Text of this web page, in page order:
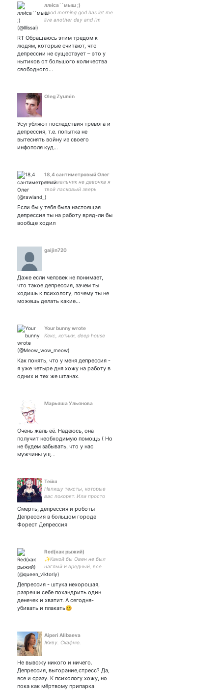
лли́са``мыш ;)
good morning god has let me
live another day and i'm
RT Обращаюсь этим тредом к
людям, которые считают, что
депрессии не существует – это у
нытиков от большого количества
свободного…
Oleg Zyumin
Усугубляют последствия тревога и
депрессия, т.е. попытка не
вытеснять войну из своего
инфополя куд…
18,4 сантиметровый Олег
я не мальчик не девочка я
твой ласковый зверь
Если бы у тебя была настоящая
депрессия ты на работу вряд-ли бы
вообще ходил
gaijin720
Даже если человек не понимает,
что такое депрессия, зачем ты
ходишь к психологу, почему ты не
можешь делать какие…
Your bunny wrote
Кекс, котики, deep house
Как понять, что у меня депрессия -
я уже четыре дня хожу на работу в
одних и тех же штанах.
Марьяша Ульянова
Очень жаль её. Надеюсь, она
получит необходимую помощь ( Но
не будем забывать, что у нас
мужчины ущ…
Тейш
Напишу тексты, которые
вас покорят. Или просто
Журналистка 🤘 Люблю
игры, книги и эстетичные
арты
Смерть, депрессия и роботы
Депрессия в большом городе
Форест Депрессия
Red(как рыжий)
✨Какой бы Овен не был
наглый и вредный, все
равно он чье-то солнышко.
#istendwithPutin
Депрессия - штука нехорошая,
разреши себе похандрить один
денечек и хватит. А сегодня-
убивать и плакать🥴
Aiperi Alibaeva
Живу. Скафню.
Не вывожу никого и ничего.
Депрессия, выгорание,стресс? Да,
все и сразу. К психологу хожу, но
пока как мёртвому припарка